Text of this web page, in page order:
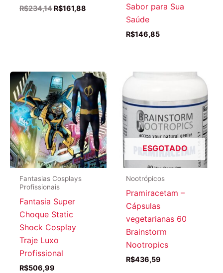
R$234,14 O
R$161,88
Sabor para Sua
Saúde
R$146,85
Fantasias Cosplays
Profissionais
Fantasia Super
Choque Static
Shock Cosplay
Traje Luxo
Profissional
R$506,99
ESGOTADO
Nootrópicos
Pramiracetam –
Cápsulas
vegetarianas 60
Brainstorm
Nootropics
R$436,59